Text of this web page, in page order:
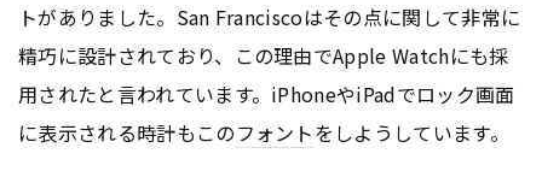
トがありました。San Franciscoはその点に関して非常に
精巧に設計されており、この理由でApple Watchにも採
用されたと言われています。iPhoneやiPadでロック画面
に表示される時計もこのフォントをしようしています。